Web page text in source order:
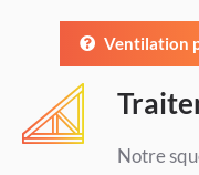
Ventilation
Notre